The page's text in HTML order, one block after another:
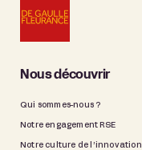
Nous découvrir
Qui sommes-nous ?
Notre engagement RSE
Notre culture de l’innovation